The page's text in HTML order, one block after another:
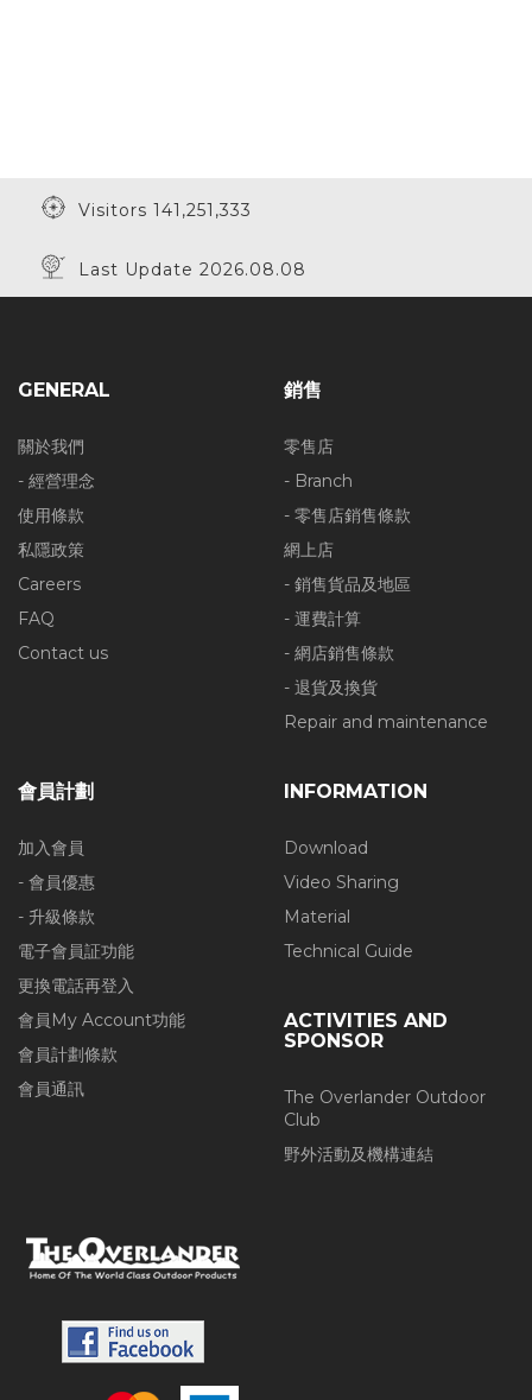
Visitors 141,251,333
Last Update 2026.08.08
GENERAL
關於我們
- 經營理念
使用條款
私隱政策
Careers
FAQ
Contact us
銷售
零售店
- Branch
- 零售店銷售條款
網上店
- 銷售貨品及地區
- 運費計算
- 網店銷售條款
- 退貨及換貨
Repair and maintenance
會員計劃
加入會員
- 會員優惠
- 升級條款
電子會員証功能
更換電話再登入
會員My Account功能
會員計劃條款
會員通訊
INFORMATION
Download
Video Sharing
Material
Technical Guide
ACTIVITIES AND
SPONSOR
The Overlander Outdoor
Club
野外活動及機構連結